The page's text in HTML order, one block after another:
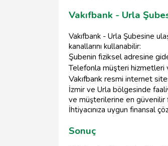
Vakıfbank - Urla
Vakıfbank - Urla Şubesine
kanallarını kullanabilir:
Şubenin fiziksel adresine
Telefonla müşteri hizmetleri
Vakıfbank resmi internet
İzmir ve Urla bölgesinde
ve müşterilerine en güvenilir
İhtiyacınıza uygun finansal
Sonuç